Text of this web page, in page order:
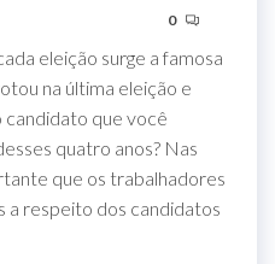
0
eleição surge a famosa
na última eleição e
candidato que você
quatro anos? Nas
que os trabalhadores
a respeito dos candidatos